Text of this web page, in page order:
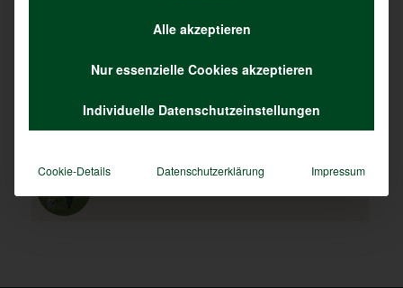
Systemrelevanz in Grün
Alle akzeptieren
Nur essenzielle Cookies akzeptieren
Individuelle Datenschutzeinstellungen
Cookie-Details Datenschutzerklärung Impressum